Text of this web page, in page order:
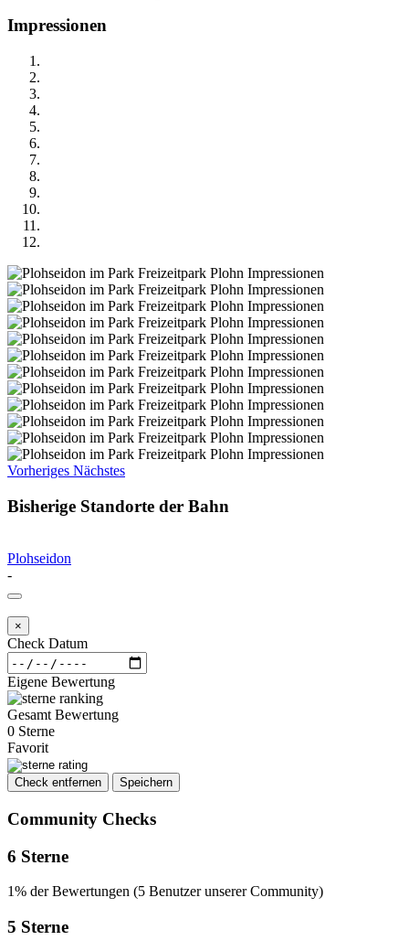
Impressionen
Vorheriges Nächstes
Bisherige Standorte der Bahn
Plohseidon
-
×
Check Datum
Eigene Bewertung
Gesamt Bewertung
0 Sterne
Favorit
Check entfernen Speichern
Community Checks
6 Sterne
1% der Bewertungen (5 Benutzer unserer Community)
5 Sterne